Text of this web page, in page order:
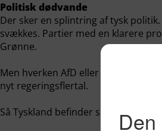
Politisk dødvande
Der sker en splintring af tysk
svækkes. Partier med en klarere
Grønne.
Men hverken AfD eller De Grønne
nyt regeringsflertal.
Så Tyskland befinder sig i et politisk